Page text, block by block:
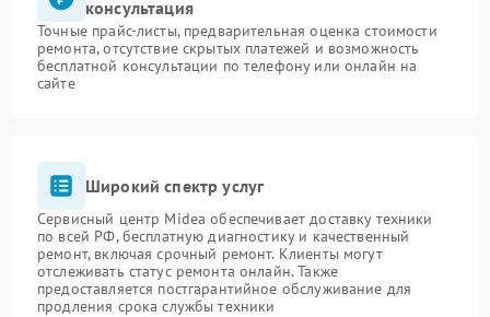
консультация
Точные прайс-листы, предварительная оценка стоимости
ремонта, отсутствие скрытых платежей и возможность
бесплатной консультации по телефону или онлайн на
сайте
Широкий спектр услуг
Сервисный центр Midea обеспечивает доставку техники
по всей РФ, бесплатную диагностику и качественный
ремонт, включая срочный ремонт. Клиенты могут
отслеживать статус ремонта онлайн. Также
предоставляется постгарантийное обслуживание для
продления срока службы техники